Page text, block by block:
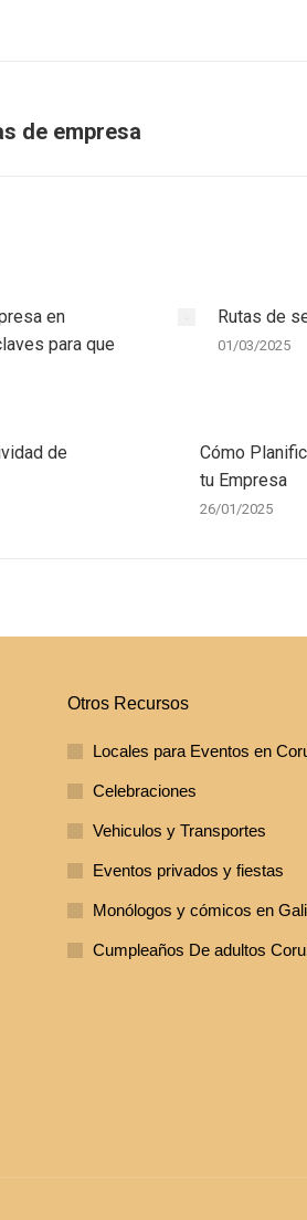
de empresa
en
para que
Rutas de
01/03/2025
de
Cómo
tu Empresa
26/01/2025
Otros Recursos
Locales para Eventos en
Celebraciones
Vehiculos y Transportes
Eventos privados y fiestas
Monólogos y cómicos en
Cumpleaños De adultos